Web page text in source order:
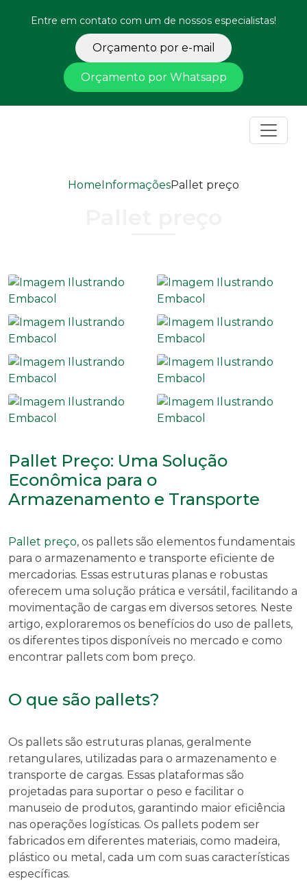
Entre em contato com um de nossos especialistas!
Orçamento por e-mail
Orçamento por Whatsapp
HomeInformaçõesPallet preço
Pallet Preço: Uma Solução
Econômica para o
Armazenamento e Transporte
Pallet preço, os pallets são elementos fundamentais
para o armazenamento e transporte eficiente de
mercadorias. Essas estruturas planas e robustas
oferecem uma solução prática e versátil, facilitando a
movimentação de cargas em diversos setores. Neste
artigo, exploraremos os benefícios do uso de pallets,
os diferentes tipos disponíveis no mercado e como
encontrar pallets com bom preço.
O que são pallets?
Os pallets são estruturas planas, geralmente
retangulares, utilizadas para o armazenamento e
transporte de cargas. Essas plataformas são
projetadas para suportar o peso e facilitar o
manuseio de produtos, garantindo maior eficiência
nas operações logísticas. Os pallets podem ser
fabricados em diferentes materiais, como madeira,
plástico ou metal, cada um com suas características
específicas.